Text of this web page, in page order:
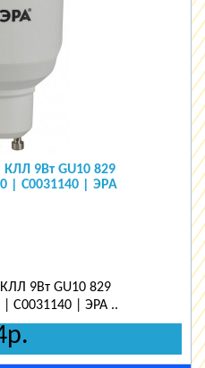
9Вт GU10 829
| C0031140 | ЭРА
9Вт GU10 829
| C0031140 | ЭРА ..